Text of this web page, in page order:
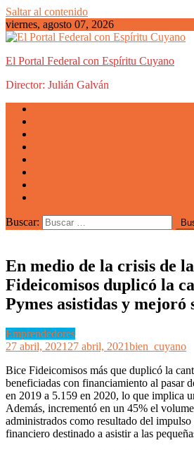
Saltar al contenido
viernes, agosto 07, 2026
El Portal Federal con Espíritu Cuyano
Director: Julián Galván
Buscar:
En medio de la crisis de
Fideicomisos duplicó la
Pymes asistidas y
Emprendedores
27 abril, 2021 27 abril, 2021bien_cuyano
Bice Fideicomisos más que duplicó la
beneficiadas con financiamiento al pasar
en 2019 a 5.159 en 2020, lo que implica
Además, incrementó en un 45% el
administrados como resultado del impulso
financiero destinado a asistir a las